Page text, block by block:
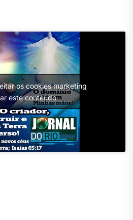
os cookies marketing
este conteúdo